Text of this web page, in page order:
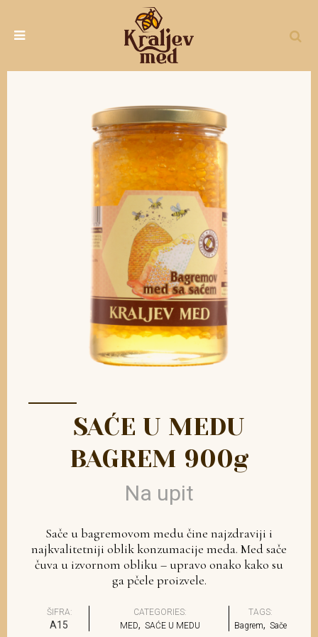
SAĆE U MEDU
BAGREM 900g
Na upit
Sače u bagremovom medu čine najzdraviji i
najkvalitetniji oblik konzumacije meda. Med sače
čuva u izvornom obliku – upravo onako kako su
ga pčele proizvele.
ŠIFRA:
A15
CATEGORIES:
MED, SAĆE U MEDU
TAGS:
Bagrem, Sače